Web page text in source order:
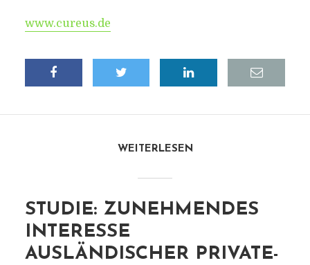
www.cureus.de
WEITERLESEN
STUDIE: ZUNEHMENDES
INTERESSE
AUSLÄNDISCHER PRIVATE-